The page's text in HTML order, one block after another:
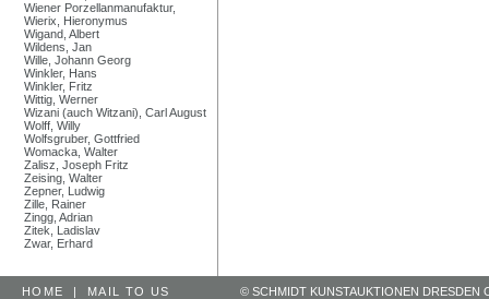
Wiener Porzellanmanufaktur,
Wierix, Hieronymus
Wigand, Albert
Wildens, Jan
Wille, Johann Georg
Winkler, Hans
Winkler, Fritz
Wittig, Werner
Wizani (auch Witzani), Carl August
Wolff, Willy
Wolfsgruber, Gottfried
Womacka, Walter
Zalisz, Joseph Fritz
Zeising, Walter
Zepner, Ludwig
Zille, Rainer
Zingg, Adrian
Zitek, Ladislav
Zwar, Erhard
HOME | MAIL TO US © SCHMIDT KUNSTAUKTIONEN DRESDEN